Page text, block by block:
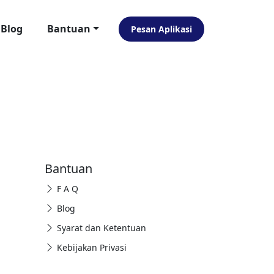
Blog Bantuan Pesan Aplikasi
Bantuan
F A Q
Blog
Syarat dan Ketentuan
Kebijakan Privasi